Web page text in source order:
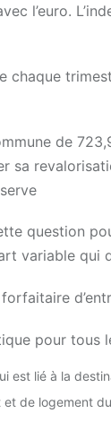
l’euro.
chaque
de
sa
question
variable
pour tous
est lié à la
de logement